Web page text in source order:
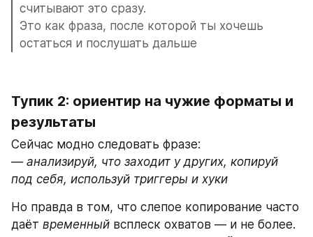
считывают это сразу.
Это как фраза, после которой ты хочешь
остаться и послушать дальше
Тупик 2: ориентир на чужие форматы и
результаты
Сейчас модно следовать фразе:
— анализируй, что заходит у других, копируй
под себя, используй триггеры и хуки
Но правда в том, что слепое копирование часто
даёт временный всплеск охватов — и не более.